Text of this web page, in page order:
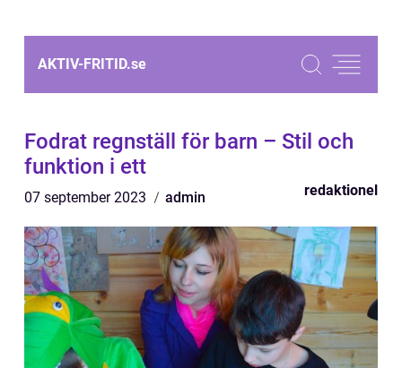
AKTIV-FRITID.se
Fodrat regnställ för barn – Stil och
funktion i ett
07 september 2023 admin redaktionel